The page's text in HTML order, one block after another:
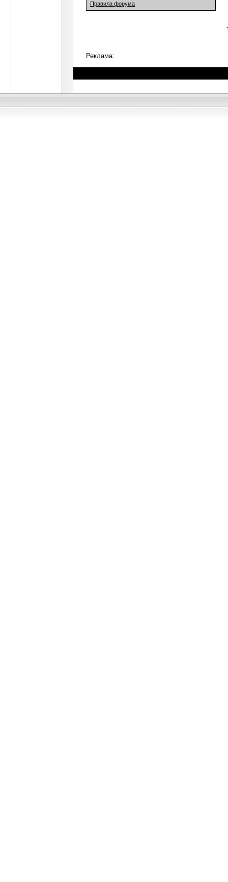
Правила форума
Реклама: